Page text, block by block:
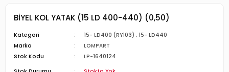
BİYEL KOL YATAK (15 LD 400-440) (0,50)
Kategori 15- LD400 (RY103),15- LD440
Marka
LOMPART
Stok Kodu
LP-1640124